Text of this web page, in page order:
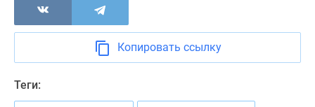
Копировать ссылку
Теги: